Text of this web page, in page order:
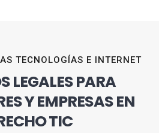
TECNOLOGÍAS E INTERNET
LEGALES PARA
Y EMPRESAS EN
TIC